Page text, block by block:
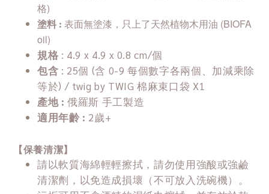
格)
塗料 : 表面無塗漆，只上了天然植物木用油 (BIOFA
oil)
規格 : 4.9 x 4.9 x 0.8 cm/個
包含 : 25個 (含 0-9 每個數字各兩個、加減乘除
等於) / twig by TWIG 棉麻束口袋 X1
產地 :俄羅斯 手工製造
適用年齡 : 2歲+
【保養清潔】
請以軟質海綿輕輕擦拭，請勿使用強酸或強鹼
清潔劑，以免造成損壞（不可放入洗碗機）。